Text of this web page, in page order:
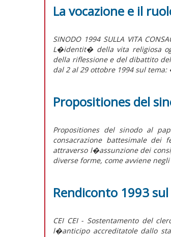
La vocazione e il
SINODO 1994 SULLA VITA
L�identit� della vita religiosa
della riflessione e del dibattito
dal 2 al 29 ottobre 1994 sul tema:
Propositiones del
Propositiones del sinodo al
consacrazione battesimale
attraverso l�assunzione dei
diverse forme, come avviene
Rendiconto 1993
CEI CEI - Sostentamento del
l�anticipo accreditatole dallo